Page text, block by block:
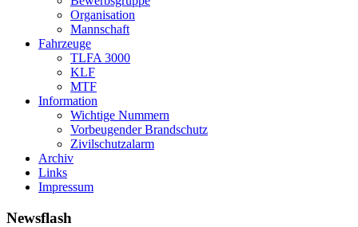
Geschichte
die letzten 125 Jahre
Organisation
Mannschaft
Fahrzeuge
TLFA 3000
KLF
MTF
Information
Wichtige Nummern
Vorbeugender Brandschutz
Zivilschutzalarm
Archiv
Links
Impressum
Newsflash